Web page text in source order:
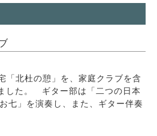
「北杜の憩」を、家庭クラブを含
した。 ギター部は「二つの日本
七」を演奏し、また、ギター伴奏